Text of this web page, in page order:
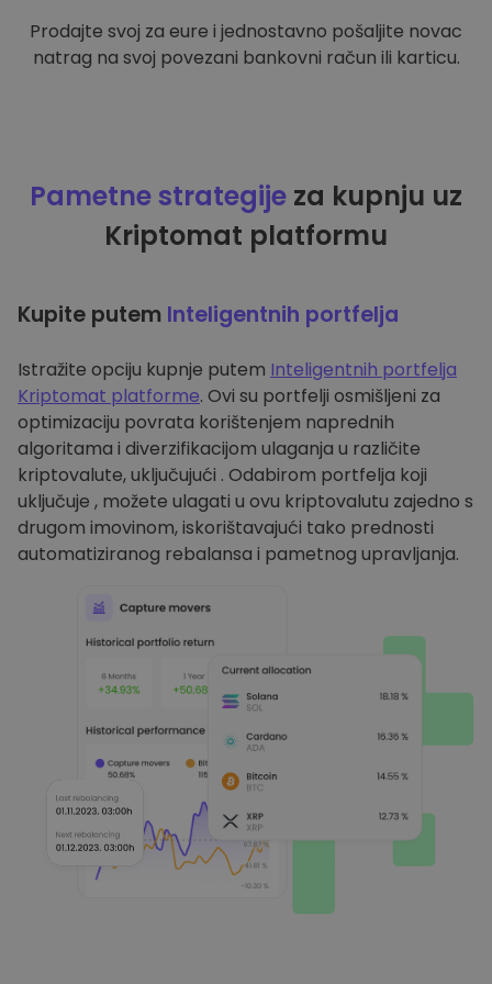
Prodajte svoj za eure i jednostavno pošaljite novac
natrag na svoj povezani bankovni račun ili karticu.
Pametne strategije za kupnju uz
Kriptomat platformu
Kupite putem Inteligentnih portfelja
Istražite opciju kupnje putem Inteligentnih portfelja
Kriptomat platforme. Ovi su portfelji osmišljeni za
optimizaciju povrata korištenjem naprednih
algoritama i diverzifikacijom ulaganja u različite
kriptovalute, uključujući . Odabirom portfelja koji
uključuje , možete ulagati u ovu kriptovalutu zajedno s
drugom imovinom, iskorištavajući tako prednosti
automatiziranog rebalansa i pametnog upravljanja.